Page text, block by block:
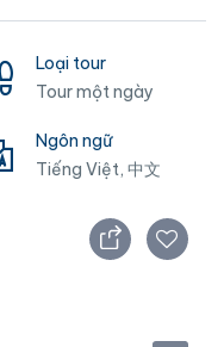
Loại tour
Tour một ngày
Ngôn ngữ
Tiếng Việt, 中文